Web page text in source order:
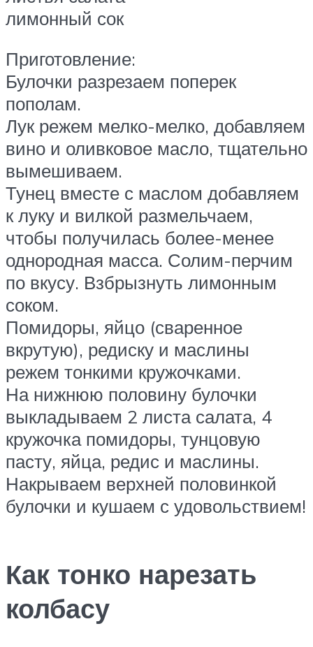
лимонный сок
Приготовление:
Булочки разрезаем поперек
пополам.
Лук режем мелко-мелко, добавляем
вино и оливковое масло, тщательно
вымешиваем.
Тунец вместе с маслом добавляем
к луку и вилкой размельчаем,
чтобы получилась более-менее
однородная масса. Солим-перчим
по вкусу. Взбрызнуть лимонным
соком.
Помидоры, яйцо (сваренное
вкрутую), редиску и маслины
режем тонкими кружочками.
На нижнюю половину булочки
выкладываем 2 листа салата, 4
кружочка помидоры, тунцовую
пасту, яйца, редис и маслины.
Накрываем верхней половинкой
булочки и кушаем с удовольствием!
Как тонко нарезать
колбасу